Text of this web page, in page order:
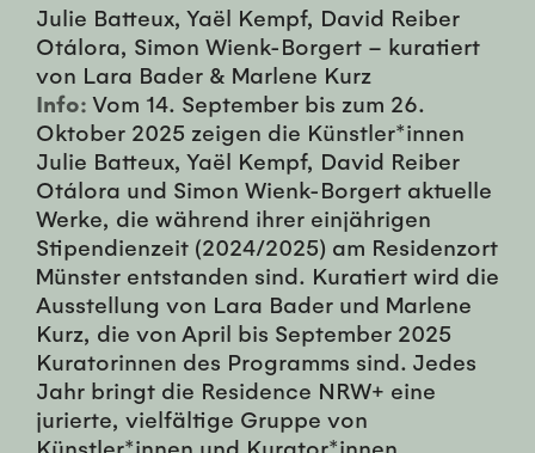
Julie Batteux, Yaël Kempf, David Reiber
Otálora, Simon Wienk-Borgert – kuratiert
von Lara Bader & Marlene Kurz
Info: Vom 14. September bis zum 26.
Oktober 2025 zeigen die Künstler*innen
Julie Batteux, Yaël Kempf, David Reiber
Otálora und Simon Wienk-Borgert aktuelle
Werke, die während ihrer einjährigen
Stipendienzeit (2024/2025) am Residenzort
Münster entstanden sind. Kuratiert wird die
Ausstellung von Lara Bader und Marlene
Kurz, die von April bis September 2025
Kuratorinnen des Programms sind. Jedes
Jahr bringt die Residence NRW+ eine
jurierte, vielfältige Gruppe von
Künstler*innen und Kurator*innen